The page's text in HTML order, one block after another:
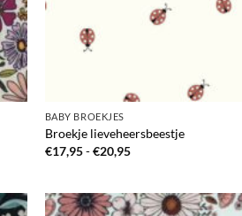
BABY BROEKJES
Broekje lieveheersbeestje
€17,95-€20,95Prijsklasse: